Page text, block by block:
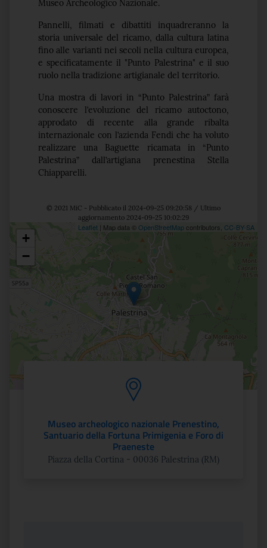
Museo Archeologico Nazionale.
Pannelli, filmati e dibattiti inquadreranno la
storia universale del ricamo, dalla cultura latina
fino alle varianti nei secoli nella cultura europea,
e specificatamente il "Punto Palestrina" e il suo
ruolo nella tradizione artigianale del territorio.
Una mostra di lavori in “Punto Palestrina” farà
conoscere l’evoluzione del ricamo autoctono,
approdato di recente alla grande ribalta
internazionale con l’azienda Fendi che ha voluto
realizzare una Baguette ricamata in “Punto
Palestrina” dall’artigiana prenestina Stella
Chiapparelli.
© 2021 MiC - Pubblicato il 2024-09-25 09:20:58 / Ultimo
aggiornamento 2024-09-25 10:02:29
Posizione
+
−
Leaflet | Map data © OpenStreetMap contributors, CC-BY-SA
Museo archeologico nazionale Prenestino,
Santuario della Fortuna Primigenia e Foro di
Praeneste
Piazza della Cortina - 00036 Palestrina (RM)